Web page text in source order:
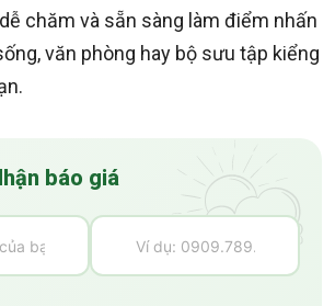
chăm và sẵn sàng làm điểm nhấn
văn phòng hay bộ sưu tập kiểng
báo giá